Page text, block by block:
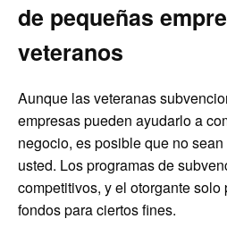
de pequeñas
veteranos
Aunque las veteranas
empresas pueden ayudarlo a
negocio, es posible que no
usted. Los programas de
competitivos, y el otorgante
fondos para ciertos fines.